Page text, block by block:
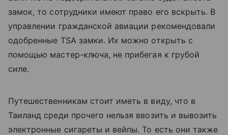
замок, то сотрудники имеют право его вскрыть. В
управлении гражданской авиации рекомендовали
одобренные TSA замки. Их можно открыть с
помощью мастер-ключа, не прибегая к грубой
силе.
Путешественникам стоит иметь в виду, что в
Таиланд среди прочего нельзя ввозить и вывозить
электронные сигареты и вейпы. То есть они также